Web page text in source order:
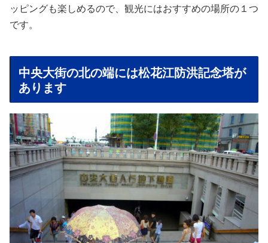
ッピングも楽しめるので、観光にはおすすめの場所の１つ
です。
中央大街の北の端には松花江防洪記念塔が
あります